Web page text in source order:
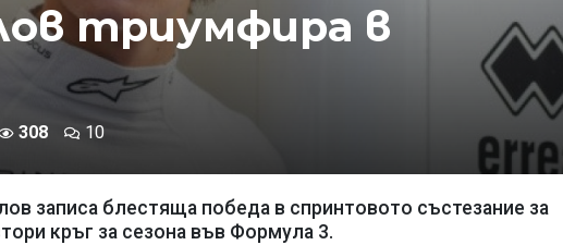
триумфира в
308 10
записа блестяща победа в спринтовото състезание за
кръг за сезона във Формула 3.